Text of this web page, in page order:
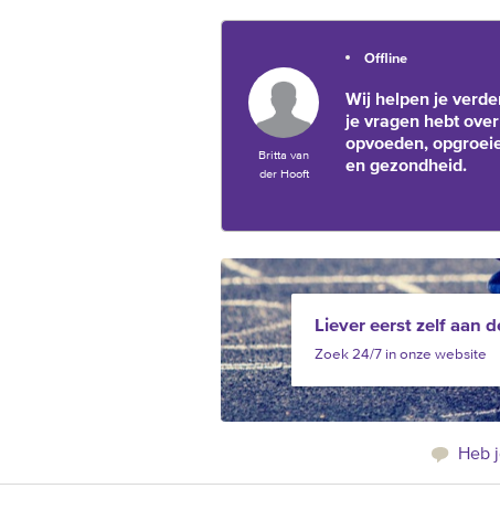
Britta van
der Hooft
Offline
Wij helpen je
je vragen hebt over
opvoeden,
en gezondheid.
Liever eerst zelf aan
Zoek 24/7 in onze website
Heb